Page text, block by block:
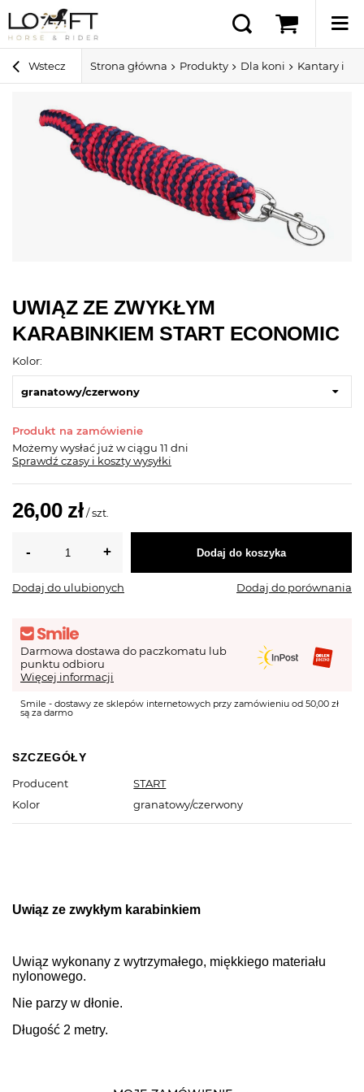
Wstecz Strona główna Produkty Dla koni Kantary i
UWIĄZ ZE ZWYKŁYM
KARABINKIEM START ECONOMIC
Kolor:
granatowy/czerwony
Produkt na zamówienie
Możemy wysłać już w ciągu 11 dni
Sprawdź czasy i koszty wysyłki
26,00 zł /szt.
Dodaj do koszyka
Dodaj do ulubionych Dodaj do porównania
Darmowa dostawa do paczkomatu lub
punktu odbioru
Więcej informacji
Smile - dostawy ze sklepów internetowych przy zamówieniu od 50,00 zł
są za darmo
SZCZEGÓŁY
Producent
START
Kolor
granatowy/czerwony
Uwiąz ze zwykłym karabinkiem
Uwiąz wykonany z wytrzymałego, miękkiego materiału
nylonowego.
Nie parzy w dłonie.
Długość 2 metry.